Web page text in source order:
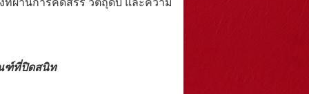
ที่ผ่านการคัดสรร วัตถุดิบ และความ
ฑ์ที่ปิดสนิท